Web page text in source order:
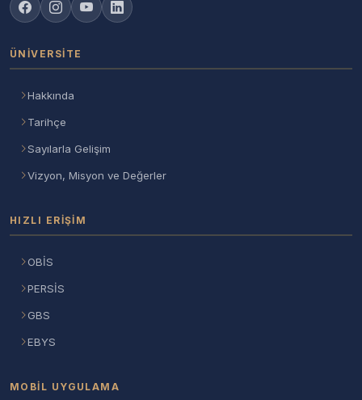
ÜNIVERSITE
Hakkında
Tarihçe
Sayılarla Gelişim
Vizyon, Misyon ve Değerler
HIZLI ERIŞIM
OBİS
PERSİS
GBS
EBYS
MOBIL UYGULAMA